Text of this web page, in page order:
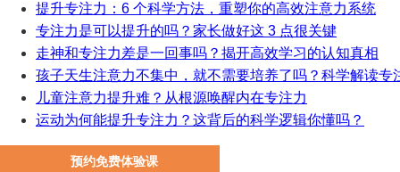
提升专注力：6 个科学方法，重塑你的高效注意力系统
专注力是可以提升的吗？家长做好这 3 点很关键
走神和专注力差是一回事吗？揭开高效学习的认知真相
孩子天生注意力不集中，就不需要培养了吗？科学解读专
儿童注意力提升难？从根源唤醒内在专注力
运动为何能提升专注力？这背后的科学逻辑你懂吗？
预约免费体验课